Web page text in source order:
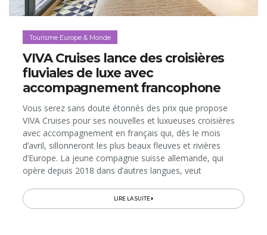
Tourisme Europe & Monde
VIVA Cruises lance des croisières
fluviales de luxe avec
accompagnement francophone
Vous serez sans doute étonnés des prix que propose
VIVA Cruises pour ses nouvelles et luxueuses croisières
avec accompagnement en français qui, dès le mois
d’avril, sillonneront les plus beaux fleuves et rivières
d’Europe. La jeune compagnie suisse allemande, qui
opère depuis 2018 dans d’autres langues, veut
concept unique...
LIRE LA SUITE